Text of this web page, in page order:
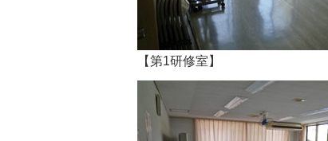
【第1研修室】